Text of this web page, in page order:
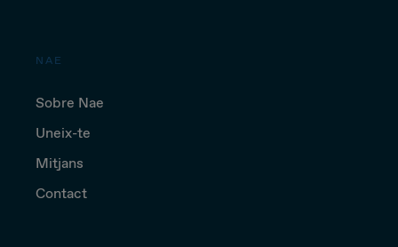
NAE
Sobre Nae
Uneix-te
Mitjans
Contact